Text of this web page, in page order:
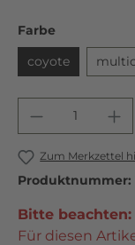
Farbe
coyote
Zum Merkzettel
Produktnummer:
Bitte beachten:
Für diesen